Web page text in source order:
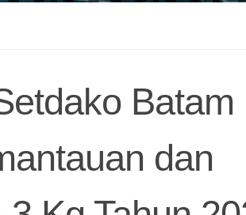
Batam
dan